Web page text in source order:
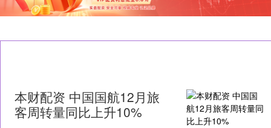
本财配资 中国国航12月旅
客周转量同比上升10%